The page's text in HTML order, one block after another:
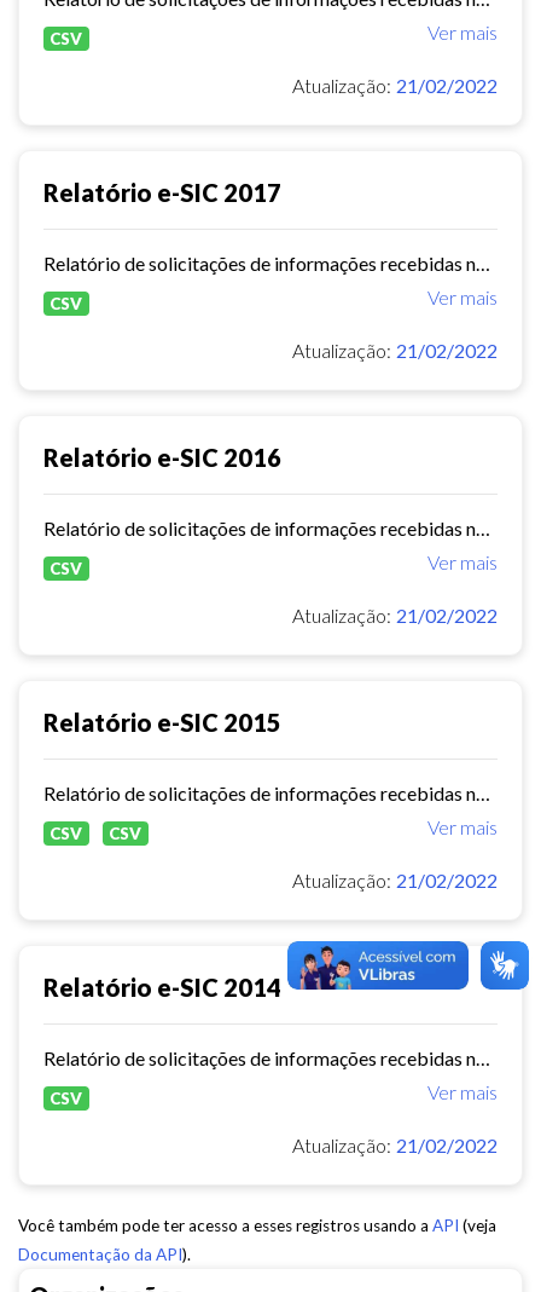
Ver mais
CSV
Atualização: 21/02/2022
Relatório e-SIC 2017
Ver mais
CSV
Atualização: 21/02/2022
Relatório e-SIC 2016
Ver mais
CSV
Atualização: 21/02/2022
Relatório e-SIC 2015
Ver mais
CSV CSV
Atualização: 21/02/2022
Relatório e-SIC 2014
Ver mais
CSV
Atualização: 21/02/2022
Você também pode ter acesso a esses registros usando a API (veja
Documentação da API).